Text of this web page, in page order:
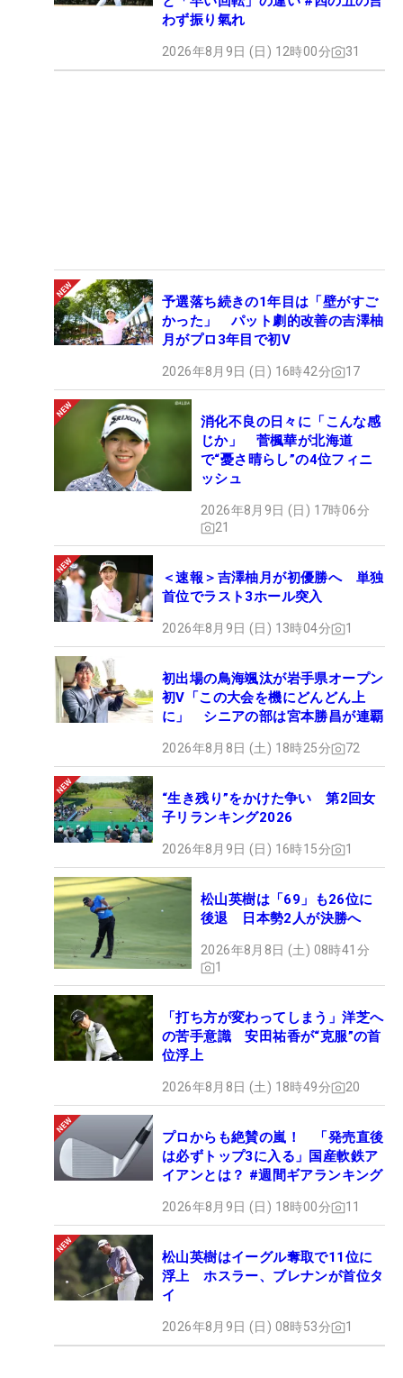
わず振り氣れ
2026年8月9日 (日) 12時00分 31
予選落ち続きの1年目は「壁がすご
かった」 パット劇的改善の吉澤柚
月がプロ3年目で初V
2026年8月9日 (日) 16時42分 17
消化不良の日々に「こんな感
じか」 菅楓華が北海道
で“憂さ晴らし”の4位フィニ
ッシュ
2026年8月9日 (日) 17時06分
21
＜速報＞吉澤柚月が初優勝へ 単独
首位でラスト3ホール突入
2026年8月9日 (日) 13時04分 1
初出場の鳥海颯汰が岩手県オープン
初V「この大会を機にどんどん上
に」 シニアの部は宮本勝昌が連覇
2026年8月8日 (土) 18時25分 72
“生き残り”をかけた争い 第2回女
子リランキング2026
2026年8月9日 (日) 16時15分 1
松山英樹は「69」も26位に
後退 日本勢2人が決勝へ
2026年8月8日 (土) 08時41分
1
「打ち方が変わってしまう」洋芝へ
の苦手意識 安田祐香が“克服”の首
位浮上
2026年8月8日 (土) 18時49分 20
プロからも絶賛の嵐！ 「発売直後
は必ずトップ3に入る」国産軟鉄ア
イアンとは？ #週間ギアランキング
2026年8月9日 (日) 18時00分 11
松山英樹はイーグル奪取で11位に
浮上 ホスラー、ブレナンが首位タ
イ
2026年8月9日 (日) 08時53分 1